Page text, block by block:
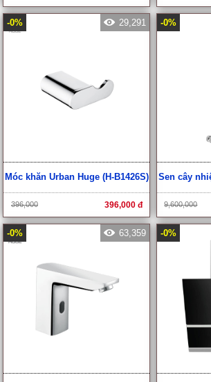
-0% 29,291
Móc khăn Urban Huge (H-B1426S)
396,000 396,000 đ
-0%
Sen cây
9,600,000
-0% 63,359 -0%